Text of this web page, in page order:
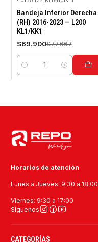
-10%
OFF
Bandeja Inferior Derecha
(RH) 2016-2023 — L200
KL1/KK1
$69.900$77.667
Cantidad
Horarios de atención
Lunes a Jueves: 9:30 a 18:00
Viernes: 9:30 a 17:00
Síguenos
CATEGORÍAS